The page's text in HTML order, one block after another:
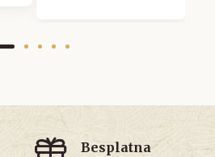
Besplatna